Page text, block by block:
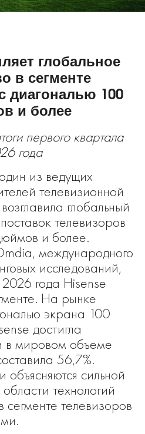
глобальное
в сегменте
диагональю 100
и более
первого квартала
года
из ведущих
телевизионной
глобальный
телевизоров
и более.
международного
исследований,
года Hisense
На рынке
экрана 100
достигла
в мировом объеме
56,7%.
объясняются сильной
технологий
телевизоров